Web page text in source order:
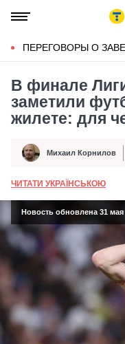
ПЕРЕГОВОРЫ О
В финале
заметили
жилете: для
Автор Михаил Корнилов
Дата публикации
ЧИТАТИ УКРАЇНСЬКОЮ
Новость обновлена 31 мая